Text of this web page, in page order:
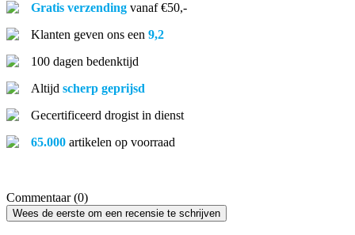
Gratis verzending vanaf €50,-
Klanten geven ons een 9,2
100 dagen bedenktijd
Altijd scherp geprijsd
Gecertificeerd drogist in dienst
65.000 artikelen op voorraad
Commentaar (0)
Wees de eerste om een recensie te schrijven